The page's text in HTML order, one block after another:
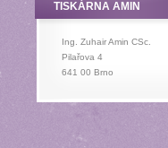
TISKÁRNA AMIN
Ing. Zuhair Amin CSc.
Pilařova 4
641 00 Brno